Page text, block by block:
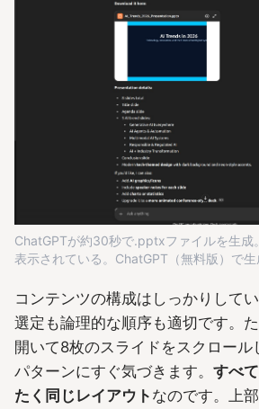
ChatGPTが約30秒で.pptxファイルを生成
表示されている。ChatGPT（無料版）で生
コンテンツの構成はしっかりして
選定も論理的な順序も適切です。
開いて8枚のスライドをスクロール
パターンにすぐ気づきます。 すべ
たく同じレイアウト なのです。上